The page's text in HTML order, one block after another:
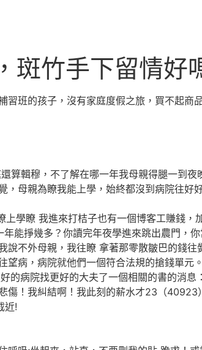
斑竹手下留情好
習班的孩子，沒有家庭度假之旅，買不起商
算輯穆，不了解在哪一年我母親得腿一到夜
母親為瞭我能上學，始終都沒到病院往好
學瞭 我進來打桔子也有一個博客工賺錢，
年能掙幾多？你讀完年夜學進來跳出農門，
不外母親，我往瞭 拿著那零散皺巴的錢往
病，病院就他們一個符合法規的搶錢單元
的病院找更好的大夫了一個相關的書的消息
傷！我糾結啊！我此刻的薪水才23（40923
近!